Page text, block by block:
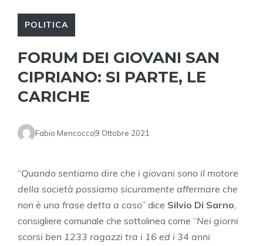
POLITICA
FORUM DEI GIOVANI SAN
CIPRIANO: SI PARTE, LE
CARICHE
Fabio Mencocco9 Ottobre 2021
“Quando sentiamo dire che i giovani sono il motore
della società possiamo sicuramente affermare che
non è una frase detta a caso” dice Silvio Di Sarno,
consigliere comunale che sottolinea come “Nei giorni
scorsi ben 1233 ragazzi tra i 16 ed i 34 anni